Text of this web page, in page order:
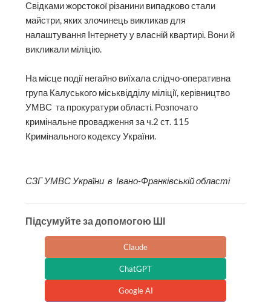
Свідками жорстокої різанини випадково стали
майстри, яких злочинець викликав для
налаштування Інтернету у власній квартирі. Вони й
викликали міліцію.
На місце події негайно виїхала слідчо-оперативна
група Калуського міськвідділу міліції, керівництво
УМВС та прокуратури області. Розпочато
кримінальне провадження за ч.2 ст. 115
Кримінального кодексу України.
СЗГ УМВС України в Івано-Франківській області
Підсумуйте за допомогою ШІ
Claude
ChatGPT
Google AI